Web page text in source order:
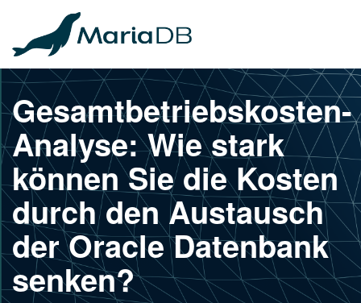
Gesamtbetriebskosten-
Analyse: Wie stark
können Sie die Kosten
durch den Austausch
der Oracle Datenbank
senken?